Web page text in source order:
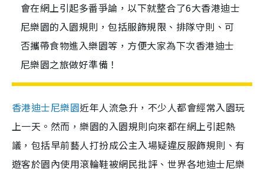
會在網上引起多番爭論，以下就整合了6大香港迪士
尼樂園的入園規則，包括服飾規限、排隊守則、可
否攜帶食物進入樂園等，方便大家為下次香港迪士
尼樂園之旅做好準備！
香港迪士尼樂園近年人流急升，不少人都會經常入園玩
上一天。然而，樂園的入園規則向來都在網上引起熱
議，包括早前藝人打扮成公主入場疑違反服飾規則、有
遊客於園內使用滾輪鞋被網民批評、世界各地迪士尼樂